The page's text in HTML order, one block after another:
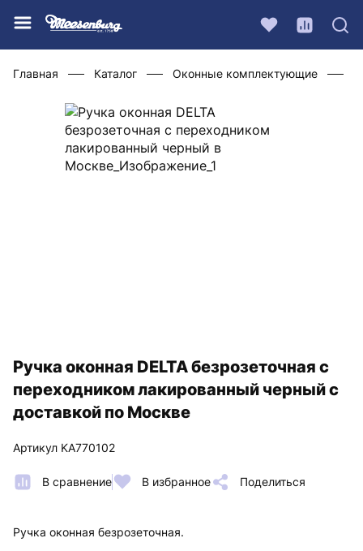
Главная Каталог Оконные комплектующие
Ручка оконная DELTA безрозеточная с
переходником лакированный черный с
доставкой по Москве
Артикул KA770102
В сравнение В избранное Поделиться
Ручка оконная безрозеточная.